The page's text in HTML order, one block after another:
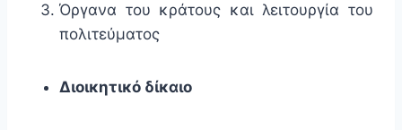
Όργανα του κράτους και λειτουργία του
πολιτεύματος
Διοικητικό δίκαιο